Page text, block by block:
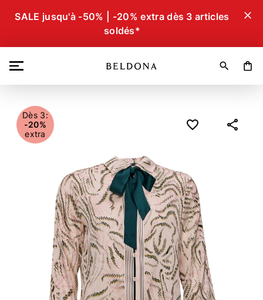
SALE jusqu'à -50% | -20% extra dès 3 articles
soldés*
close
search shopping_bag
Dès 3:
-20%
extra